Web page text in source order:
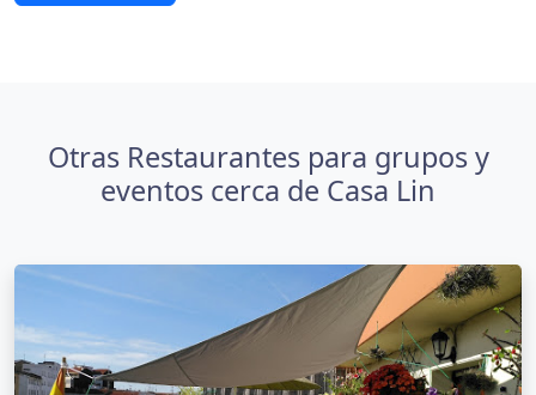
Otras Restaurantes para grupos y
eventos cerca de Casa Lin